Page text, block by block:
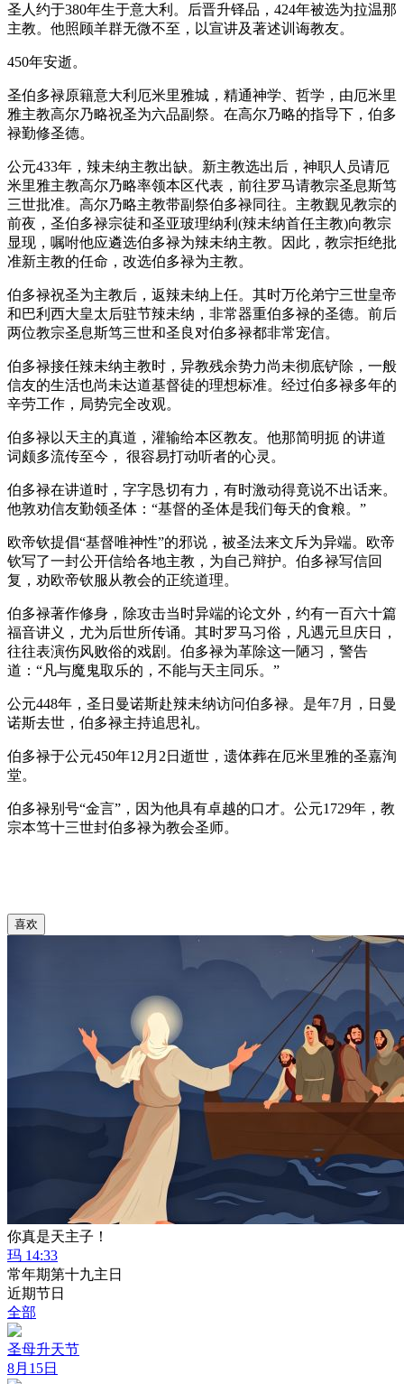
圣人约于380年生于意大利。后晋升铎品，424年被选为拉温那
主教。他照顾羊群无微不至，以宣讲及著述训诲教友。
450年安逝。
圣伯多禄原籍意大利厄米里雅城，精通神学、哲学，由厄米里
雅主教高尔乃略祝圣为六品副祭。在高尔乃略的指导下，伯多
禄勤修圣德。
公元433年，辣未纳主教出缺。新主教选出后，神职人员请厄
米里雅主教高尔乃略率领本区代表，前往罗马请教宗圣息斯笃
三世批准。高尔乃略主教带副祭伯多禄同往。主教觐见教宗的
前夜，圣伯多禄宗徒和圣亚玻理纳利(辣未纳首任主教)向教宗
显现，嘱咐他应遴选伯多禄为辣未纳主教。因此，教宗拒绝批
准新主教的任命，改选伯多禄为主教。
伯多禄祝圣为主教后，返辣未纳上任。其时万伦弟宁三世皇帝
和巴利西大皇太后驻节辣未纳，非常器重伯多禄的圣德。前后
两位教宗圣息斯笃三世和圣良对伯多禄都非常宠信。
伯多禄接任辣未纳主教时，异教残余势力尚未彻底铲除，一般
信友的生活也尚未达道基督徒的理想标准。经过伯多禄多年的
辛劳工作，局势完全改观。
伯多禄以天主的真道，灌输给本区教友。他那简明扼 的讲道
词颇多流传至今， 很容易打动听者的心灵。
伯多禄在讲道时，字字恳切有力，有时激动得竟说不出话来。
他敦劝信友勤领圣体：“基督的圣体是我们每天的食粮。”
欧帝钦提倡“基督唯神性”的邪说，被圣法来文斥为异端。欧帝
钦写了一封公开信给各地主教，为自己辩护。伯多禄写信回
复，劝欧帝钦服从教会的正统道理。
伯多禄著作修身，除攻击当时异端的论文外，约有一百六十篇
福音讲义，尤为后世所传诵。其时罗马习俗，凡遇元旦庆日，
往往表演伤风败俗的戏剧。伯多禄为革除这一陋习，警告
道：“凡与魔鬼取乐的，不能与天主同乐。”
公元448年，圣日曼诺斯赴辣未纳访问伯多禄。是年7月，日曼
诺斯去世，伯多禄主持追思礼。
伯多禄于公元450年12月2日逝世，遗体葬在厄米里雅的圣嘉洵
堂。
伯多禄别号“金言”，因为他具有卓越的口才。公元1729年，教
宗本笃十三世封伯多禄为教会圣师。
喜欢
你真是天主子！
玛 14:33
常年期第十九主日
近期节日
全部
圣母升天节
8月15日